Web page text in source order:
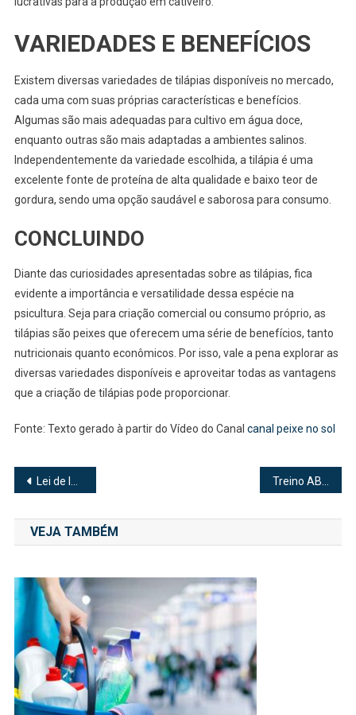
VARIEDADES E BENEFÍCIOS
Existem diversas variedades de tilápias disponíveis no mercado,
cada uma com suas próprias características e benefícios.
Algumas são mais adequadas para cultivo em água doce,
enquanto outras são mais adaptadas a ambientes salinos.
Independentemente da variedade escolhida, a tilápia é uma
excelente fonte de proteína de alta qualidade e baixo teor de
gordura, sendo uma opção saudável e saborosa para consumo.
CONCLUINDO
Diante das curiosidades apresentadas sobre as tilápias, fica
evidente a importância e versatilidade dessa espécie na
psicultura. Seja para criação comercial ou consumo próprio, as
tilápias são peixes que oferecem uma série de benefícios, tanto
nutricionais quanto econômicos. Por isso, vale a pena explorar as
diversas variedades disponíveis e aproveitar todas as vantagens
que a criação de tilápias pode proporcionar.
Fonte: Texto gerado à partir do Vídeo do Canal canal peixe no sol
Navegação
de
Post
Lei de Incentivo ao Esporte: O que é e como funciona? | Como elaborar projetos esportivos
VEJA TAMBÉM